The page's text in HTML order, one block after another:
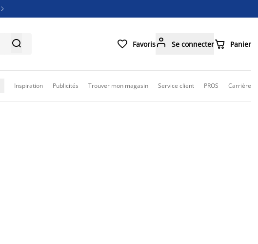

  Favoris Se connecter Panier
Inspiration Publicités Trouver mon magasin Service client PROS Carrière